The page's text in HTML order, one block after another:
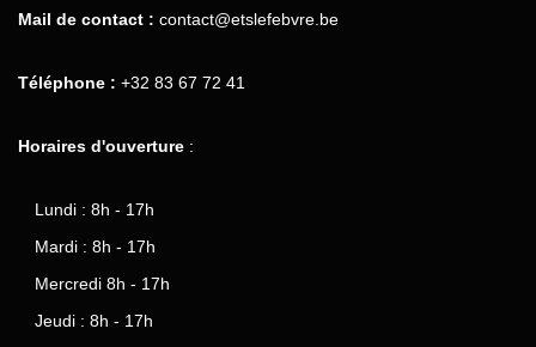
Mail de contact : contact@etslefebvre.be
Téléphone : +32 83 67 72 41
Horaires d'ouverture :
Lundi : 8h - 17h
Mardi : 8h - 17h
Mercredi 8h - 17h
Jeudi : 8h - 17h